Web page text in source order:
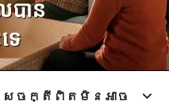
េចក្តីពិតមិនអាច